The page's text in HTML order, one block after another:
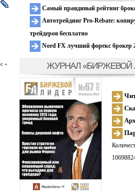
»
Самый правдивый рейтинг
Автотрейдинг Pro-Rebate:
трейдеров бесплатно
Nord FX лучший форекс брокер
ЖУРНАЛ «БИРЖЕВОЙ